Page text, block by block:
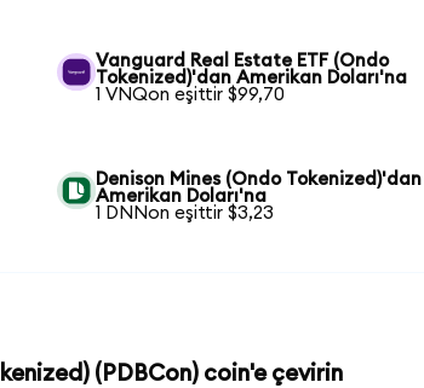
Vanguard Real Estate ETF (Ondo
Tokenized)'dan Amerikan Doları'na
1 VNQon eşittir $99,70
Denison Mines (Ondo Tokenized)'dan
Amerikan Doları'na
1 DNNon eşittir $3,23
(PDBCon) coin'e çevirin